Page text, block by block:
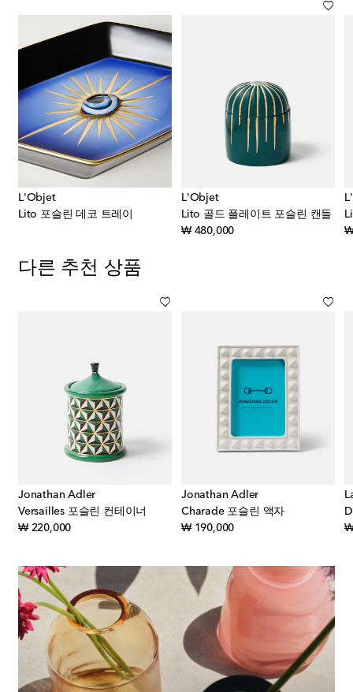
L'Objet
Lito 포슬린 데코 트레이
L'Objet
Lito 골드 플레이트 포슬린 캔들
₩ 480,000original price ₩
다른 추천 상품
Jonathan Adler
Versailles 포슬린 컨테이너
₩ 220,000original price
Jonathan Adler
Charade 포슬린 액자
₩ 190,000original price
₩